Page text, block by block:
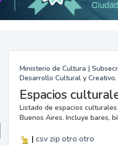
Ministerio de Cultura |
Desarrollo Cultural y Creativo.
Espacios
Listado de espacios
Buenos Aires. Incluye bares,
| csvzip otro otro